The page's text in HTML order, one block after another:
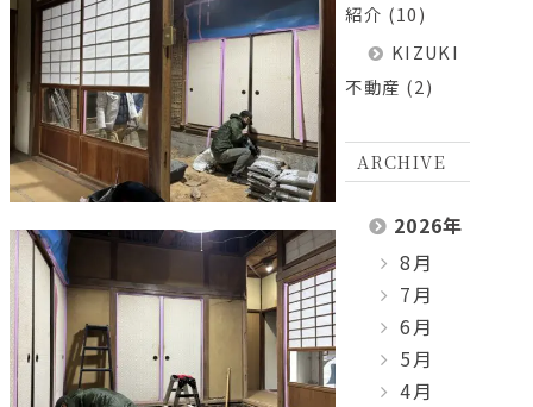
紹介 (10)
KIZUKI
不動産 (2)
ARCHIVE
2026年
8月
7月
6月
5月
4月